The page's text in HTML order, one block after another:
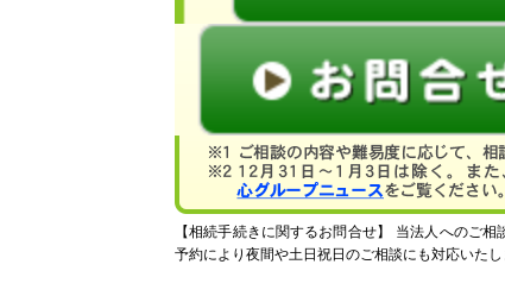
【相続手続きに関するお問合せ】
当法人へのご相
予約により夜間や土日祝日のご相談にも対応いたし